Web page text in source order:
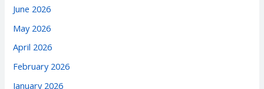
June 2026
May 2026
April 2026
February 2026
January 2026